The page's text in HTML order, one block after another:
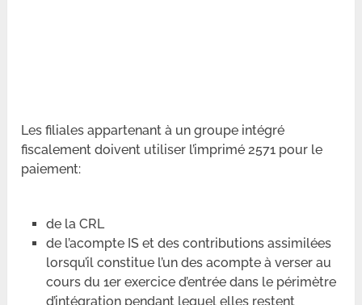
Les filiales appartenant à un groupe intégré
fiscalement doivent utiliser l’imprimé 2571 pour le
paiement:
de la CRL
de l’acompte IS et des contributions assimilées
lorsqu’il constitue l’un des acompte à verser au
cours du 1er exercice d’entrée dans le périmètre
d’intégration pendant lequel elles restent